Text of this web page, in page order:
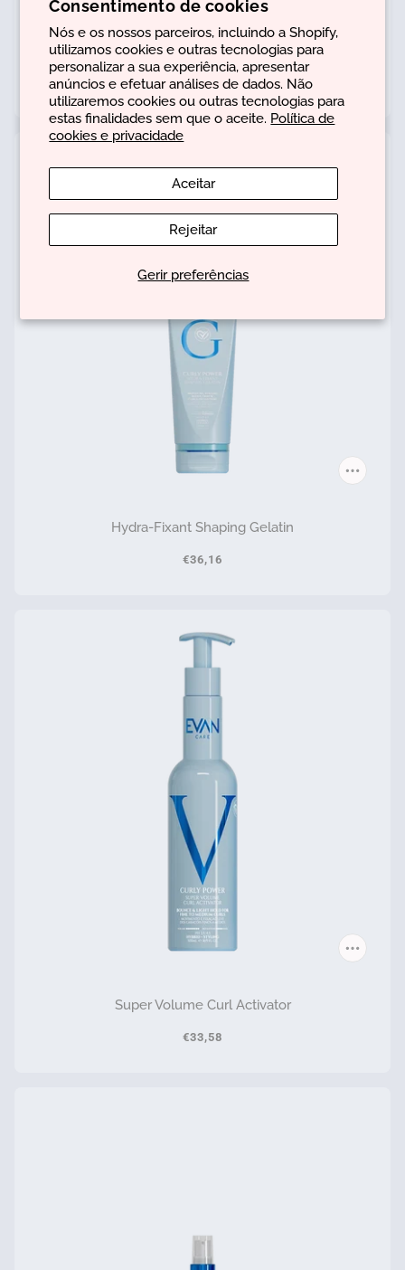
Consentimento de cookies
Nós e os nossos parceiros, incluindo a Shopify,
utilizamos cookies e outras tecnologias para
personalizar a sua experiência, apresentar
anúncios e efetuar análises de dados. Não
utilizaremos cookies ou outras tecnologias para
estas finalidades sem que o aceite. Política de
cookies e privacidade
Gerir preferências
Aceitar
Rejeitar
2 in 1 Sealant & Refresh
€31,00
Hydra-Fixant Shaping Gelatin
€36,16
Super Volume Curl Activator
€33,58